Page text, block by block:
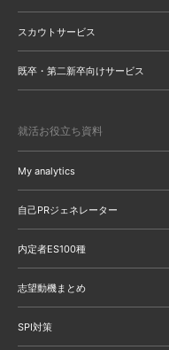
スカウトサービス
既卒・第二新卒向けサービス
就活お役立ち資料
My analytics
自己PRジェネレーター
内定者ES100種
志望動機まとめ
SPI対策